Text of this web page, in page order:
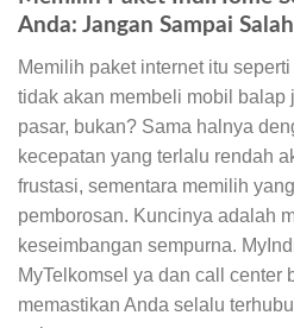
Anda: Jangan Sampai
Memilih paket internet itu
tidak akan membeli mobil balap
pasar, bukan? Sama halnya
kecepatan yang terlalu rendah
frustasi, sementara memilih
pemborosan. Kuncinya adalah
keseimbangan sempurna.
MyTelkomsel ya dan call center
memastikan Anda selalu